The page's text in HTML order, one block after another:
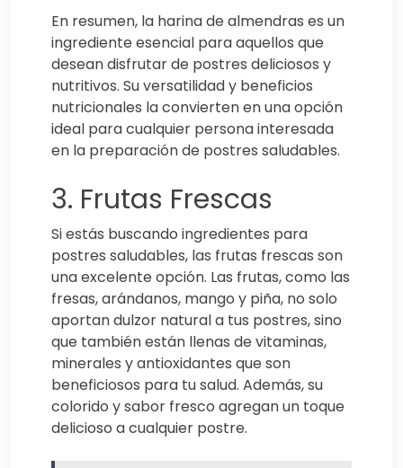
En resumen, la harina de almendras es un
ingrediente esencial para aquellos que
desean disfrutar de postres deliciosos y
nutritivos. Su versatilidad y beneficios
nutricionales la convierten en una opción
ideal para cualquier persona interesada
en la preparación de postres saludables.
3. Frutas Frescas
Si estás buscando ingredientes para
postres saludables, las frutas frescas son
una excelente opción. Las frutas, como las
fresas, arándanos, mango y piña, no solo
aportan dulzor natural a tus postres, sino
que también están llenas de vitaminas,
minerales y antioxidantes que son
beneficiosos para tu salud. Además, su
colorido y sabor fresco agregan un toque
delicioso a cualquier postre.